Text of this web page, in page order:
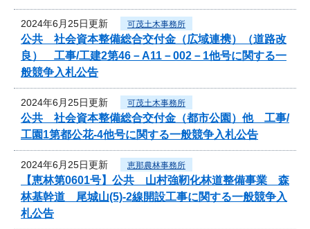
2024年6月25日更新 可茂土木事務所
公共 社会資本整備総合交付金（広域連携）（道路改
良） 工事/工建2第46－A11－002－1他号に関する一
般競争入札公告
2024年6月25日更新 可茂土木事務所
公共 社会資本整備総合交付金（都市公園）他 工事/
工園1第都公花-4他号に関する一般競争入札公告
2024年6月25日更新 恵那農林事務所
【恵林第0601号】公共 山村強靭化林道整備事業 森
林基幹道 尾城山(5)-2線開設工事に関する一般競争入
札公告